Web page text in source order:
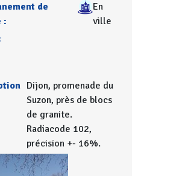
de
:
En
ville
Dijon, promenade du
Suzon, près de blocs
de granite.
Radiacode 102,
précision +- 16%.